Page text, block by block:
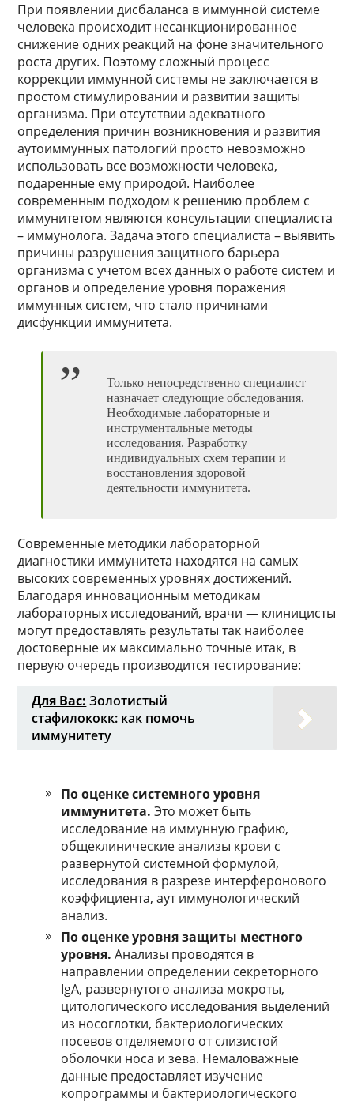
При появлении дисбаланса в иммунной системе
человека происходит несанкционированное
снижение одних реакций на фоне значительного
роста других. Поэтому сложный процесс
коррекции иммунной системы не заключается в
простом стимулировании и развитии защиты
организма. При отсутствии адекватного
определения причин возникновения и развития
аутоиммунных патологий просто невозможно
использовать все возможности человека,
подаренные ему природой. Наиболее
современным подходом к решению проблем с
иммунитетом являются консультации специалиста
– иммунолога. Задача этого специалиста – выявить
причины разрушения защитного барьера
организма с учетом всех данных о работе систем и
органов и определение уровня поражения
иммунных систем, что стало причинами
дисфункции иммунитета.
Только непосредственно специалист
назначает следующие обследования.
Необходимые лабораторные и
инструментальные методы
исследования. Разработку
индивидуальных схем терапии и
восстановления здоровой
деятельности иммунитета.
Современные методики лабораторной
диагностики иммунитета находятся на самых
высоких современных уровнях достижений.
Благодаря инновационным методикам
лабораторных исследований, врачи — клиницисты
могут предоставлять результаты так наиболее
достоверные их максимально точные итак, в
первую очередь производится тестирование:
Для Вас: Золотистый
стафилококк: как помочь
иммунитету
По оценке системного уровня
иммунитета. Это может быть
исследование на иммунную графию,
общеклинические анализы крови с
развернутой системной формулой,
исследования в разрезе интерферонового
коэффициента, аут иммунологический
анализ.
По оценке уровня защиты местного
уровня. Анализы проводятся в
направлении определении секреторного
IgA, развернутого анализа мокроты,
цитологического исследования выделений
из носоглотки, бактериологических
посевов отделяемого от слизистой
оболочки носа и зева. Немаловажные
данные предоставляет изучение
копрограммы и бактериологического